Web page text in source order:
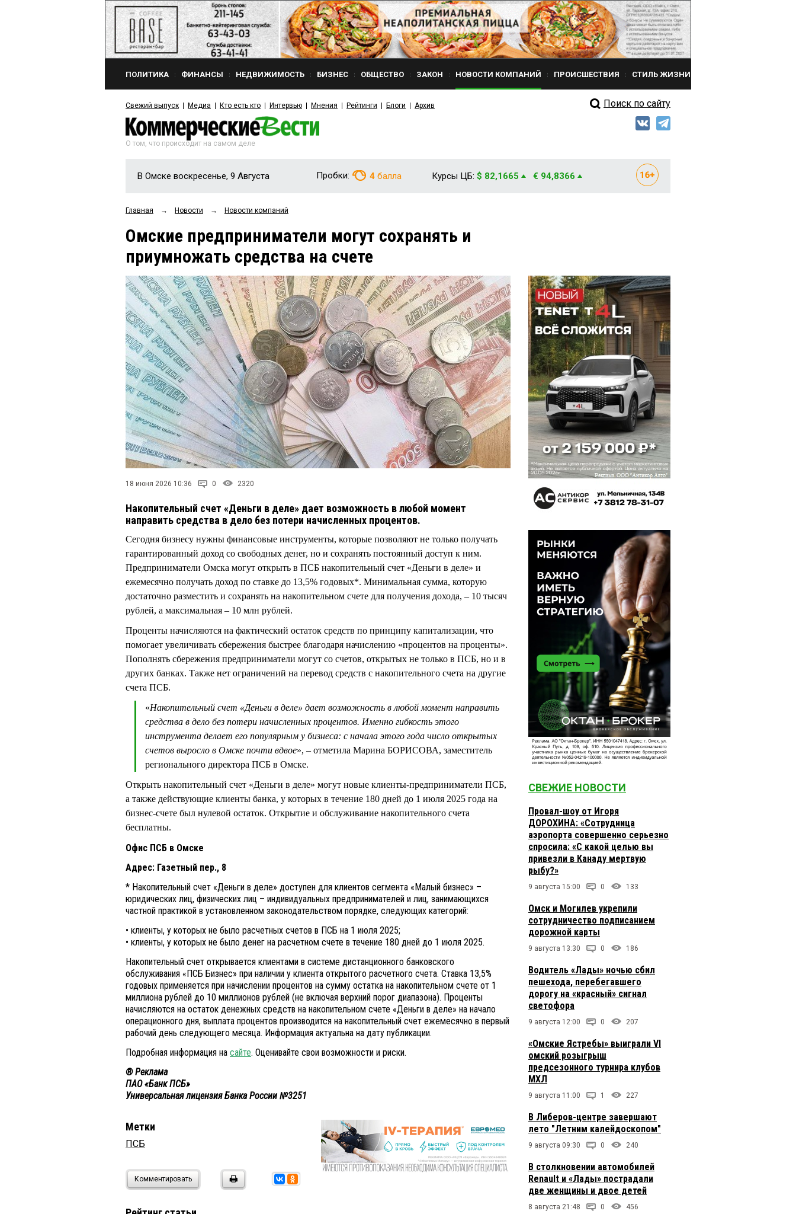
ПОЛИТИКА ФИНАНСЫ НЕДВИЖИМОСТЬ БИЗНЕС ОБЩЕСТВО ЗАКОН НОВОСТИ КОМПАНИЙ ПРОИСШЕСТВИЯ СТИЛЬ ЖИЗНИ
Свежий выпуск Медиа Кто есть кто Интервью Мнения Рейтинги Блоги Архив Поиск по сайту
О том, что происходит на самом деле
В Омске воскресенье, 9 Августа Пробки: 4 балла Курсы ЦБ: $ 82,1665 € 94,8366
Главная → Новости → Новости компаний
Омские предприниматели могут сохранять и
приумножать средства на счете
18 июня 2026 10:36 0 2320
Накопительный счет «Деньги в деле» дает возможность в любой момент
направить средства в дело без потери начисленных процентов.
Сегодня бизнесу нужны финансовые инструменты, которые позволяют не только получать
гарантированный доход со свободных денег, но и сохранять постоянный доступ к ним.
Предприниматели Омска могут открыть в ПСБ накопительный счет «Деньги в деле» и
ежемесячно получать доход по ставке до 13,5% годовых*. Минимальная сумма, которую
достаточно разместить и сохранять на накопительном счете для получения дохода, – 10 тысяч
рублей, а максимальная – 10 млн рублей.
Проценты начисляются на фактический остаток средств по принципу капитализации, что
помогает увеличивать сбережения быстрее благодаря начислению «процентов на проценты».
Пополнять сбережения предприниматели могут со счетов, открытых не только в ПСБ, но и в
других банках. Также нет ограничений на перевод средств с накопительного счета на другие
счета ПСБ.
«Накопительный счет «Деньги в деле» дает возможность в любой момент направить
средства в дело без потери начисленных процентов. Именно гибкость этого
инструмента делает его популярным у бизнеса: с начала этого года число открытых
счетов выросло в Омске почти вдвое», – отметила Марина БОРИСОВА, заместитель
регионального директора ПСБ в Омске.
Открыть накопительный счет «Деньги в деле» могут новые клиенты-предприниматели ПСБ,
а также действующие клиенты банка, у которых в течение 180 дней до 1 июля 2025 года на
бизнес-счете был нулевой остаток. Открытие и обслуживание накопительного счета
бесплатны.
Офис ПСБ в Омске
Адрес: Газетный пер., 8
* Накопительный счет «Деньги в деле» доступен для клиентов сегмента «Малый бизнес» –
юридических лиц, физических лиц – индивидуальных предпринимателей и лиц, занимающихся
частной практикой в установленном законодательством порядке, следующих категорий:
• клиенты, у которых не было расчетных счетов в ПСБ на 1 июля 2025;
• клиенты, у которых не было денег на расчетном счете в течение 180 дней до 1 июля 2025.
Накопительный счет открывается клиентами в системе дистанционного банковского
обслуживания «ПСБ Бизнес» при наличии у клиента открытого расчетного счета. Ставка 13,5%
годовых применяется при начислении процентов на сумму остатка на накопительном счете от 1
миллиона рублей до 10 миллионов рублей (не включая верхний порог диапазона). Проценты
начисляются на остаток денежных средств на накопительном счете «Деньги в деле» на начало
операционного дня, выплата процентов производится на накопительный счет ежемесячно в первый
рабочий день следующего месяца. Информация актуальна на дату публикации.
Подробная информация на сайте. Оценивайте свои возможности и риски.
® Реклама
ПАО «Банк ПСБ»
Универсальная лицензия Банка России №3251
Метки
ПСБ
Комментировать
СВЕЖИЕ НОВОСТИ
Провал-шоу от Игоря
ДОРОХИНА: «Сотрудница
аэропорта совершенно серьезно
спросила: «С какой целью вы
привезли в Канаду мертвую
рыбу?»
9 августа 15:00 0 133
Омск и Могилев укрепили
сотрудничество подписанием
дорожной карты
9 августа 13:30 0 186
Водитель «Лады» ночью сбил
пешехода, перебегавшего
дорогу на «красный» сигнал
светофора
9 августа 12:00 0 207
«Омские Ястребы» выиграли VI
омский розыгрыш
предсезонного турнира клубов
МХЛ
9 августа 11:00 1 227
В Либеров-центре завершают
лето "Летним калейдоскопом"
9 августа 09:30 0 240
В столкновении автомобилей
Renault и «Лады» пострадали
две женщины и двое детей
8 августа 21:48 0 456